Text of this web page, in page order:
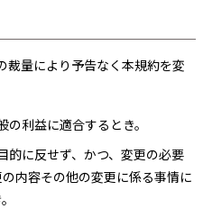
裁量により予告なく本規約を変
利益に適合するとき。
的に反せず、かつ、変更の必要
内容その他の変更に係る事情に